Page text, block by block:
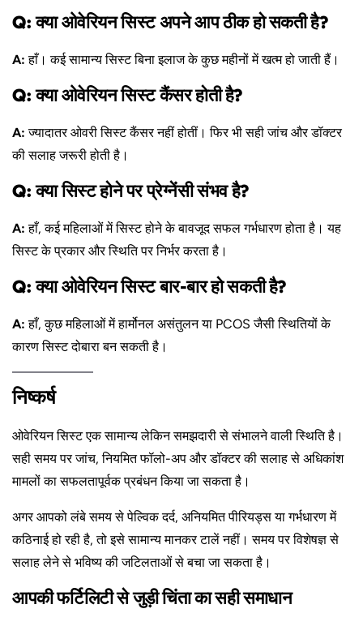
Q: क्या ओवेरियन सिस्ट अपने आप ठीक हो सकती है?
A:हाँ। कई सामान्य सिस्ट बिना इलाज के कुछ महीनों में खत्म हो जाती हैं।
Q: क्या ओवेरियन सिस्ट कैंसर होती है?
A:ज्यादातर ओवरी सिस्ट कैंसर नहीं होतीं। फिर भी सही जांच और डॉक्टर
की सलाह जरूरी होती है।
Q: क्या सिस्ट होने पर प्रेग्नेंसी संभव है?
A:हाँ, कई महिलाओं में सिस्ट होने के बावजूद सफल गर्भधारण होता है। यह
सिस्ट के प्रकार और स्थिति पर निर्भर करता है।
Q: क्या ओवेरियन सिस्ट बार-बार हो सकती है?
A:हाँ, कुछ महिलाओं में हार्मोनल असंतुलन या PCOS जैसी स्थितियों के
कारण सिस्ट दोबारा बन सकती है।
निष्कर्ष
ओवेरियन सिस्ट एक सामान्य लेकिन समझदारी से संभालने वाली स्थिति है।
सही समय पर जांच, नियमित फॉलो-अप और डॉक्टर की सलाह से अधिकांश
मामलों का सफलतापूर्वक प्रबंधन किया जा सकता है।
अगर आपको लंबे समय से पेल्विक दर्द, अनियमित पीरियड्स या गर्भधारण में
कठिनाई हो रही है, तो इसे सामान्य मानकर टालें नहीं। समय पर विशेषज्ञ से
सलाह लेने से भविष्य की जटिलताओं से बचा जा सकता है।
आपकी फर्टिलिटी से जुड़ी चिंता का सही समाधान